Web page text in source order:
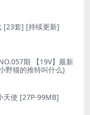
[23套] [持续更新]
期 【19V】最新
野猫的推特叫什么)
天使 [27P-99MB]